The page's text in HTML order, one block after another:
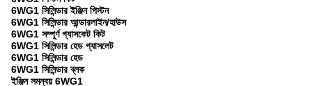
6WG1 সিলিন্ডার ইঞ্জিন পিস্টন
6WG1 সিলিন্ডার আন্ডারলাইন/হাউস
6WG1 সম্পূর্ণ গ্যাসকেট কিট
6WG1 সিলিন্ডার হেড গ্যাসলেট
6WG1 সিলিন্ডার হেড
6WG1 সিলিন্ডার ব্লক
ইঞ্জিন সমন্বয় 6WG1